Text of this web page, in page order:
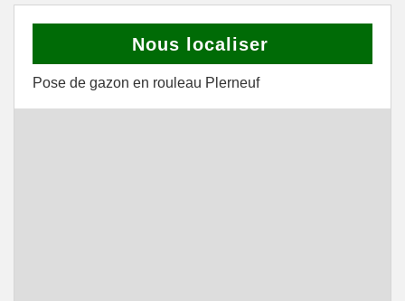
Nous localiser
Pose de gazon en rouleau Plerneuf